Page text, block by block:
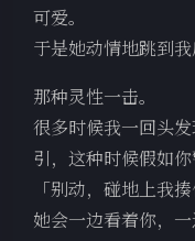
可爱。
于是她动情地跳到我
那种灵性一击。
很多时候我一回头
引，这种时候假如你
「别动，碰地上我揍
她会一边看着你，